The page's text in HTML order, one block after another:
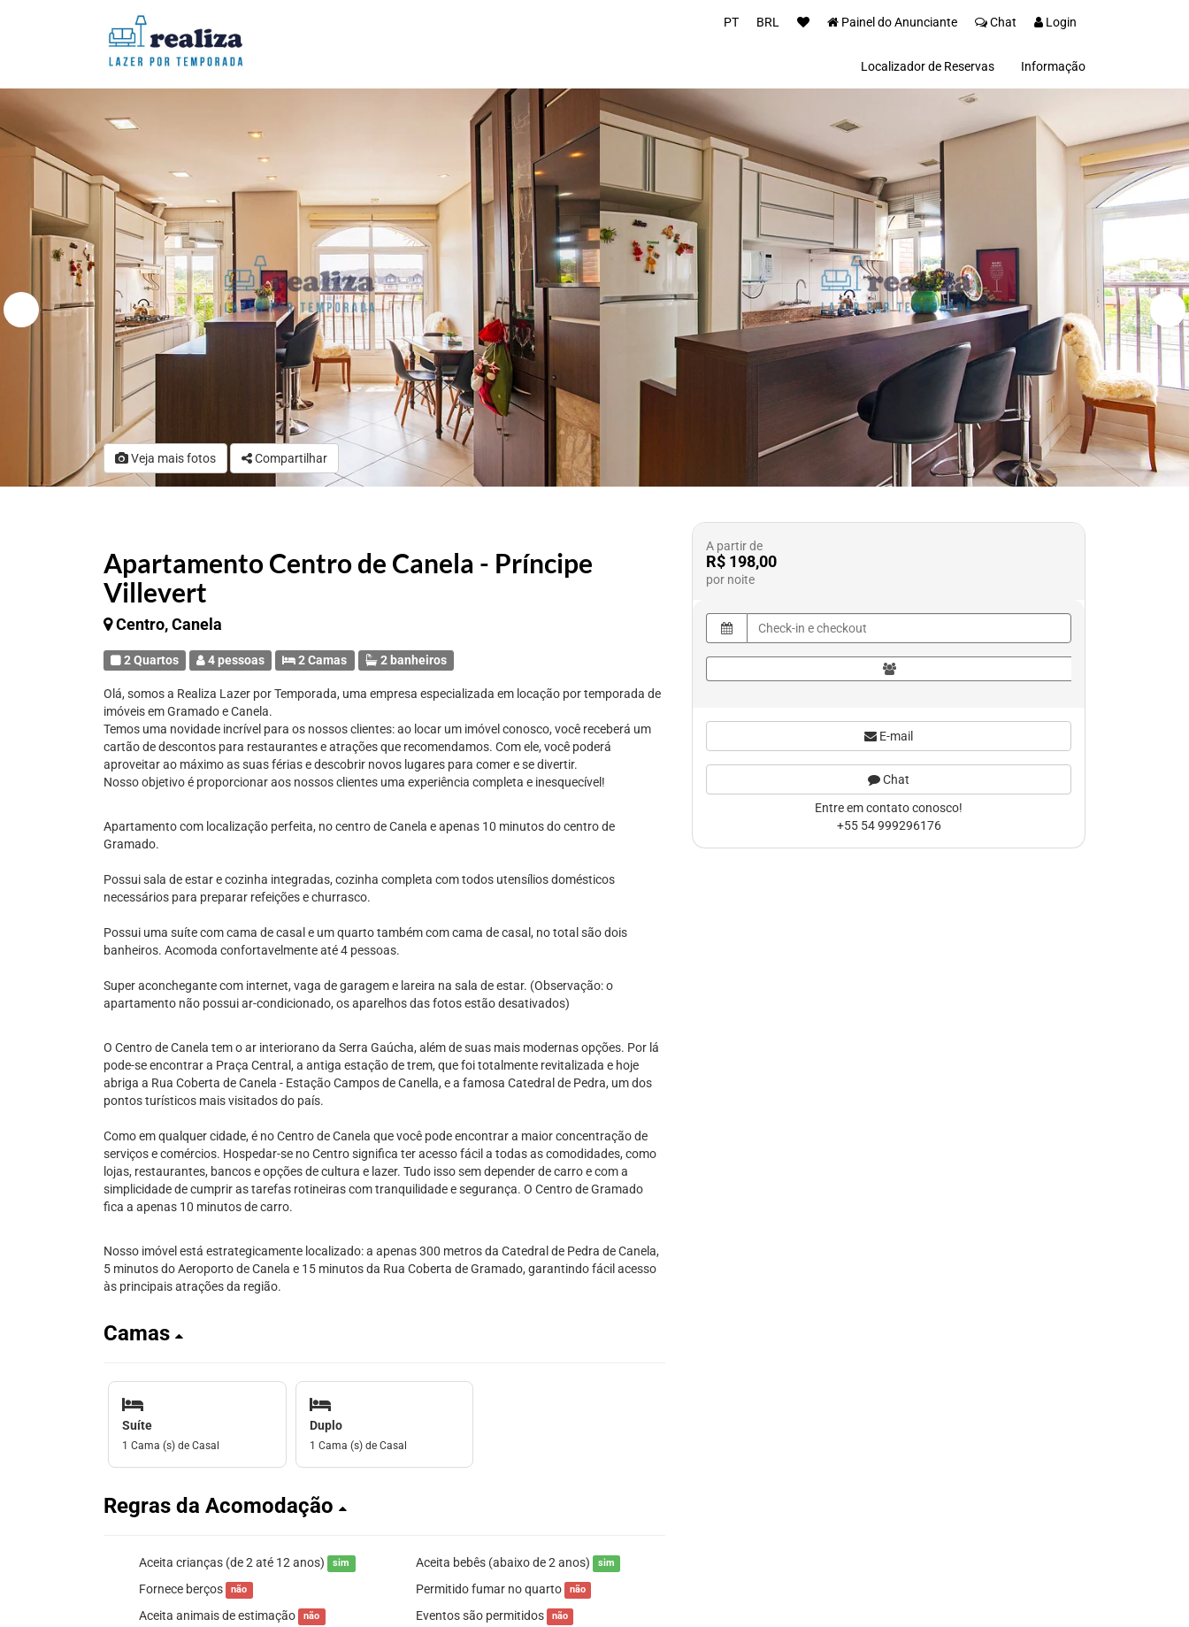
PT BRL Painel do Anunciante Chat Login
Localizador de Reservas Informação
Sobre nós
Invista na Serra
Veja mais fotos Compartilhar
Apartamento Centro de Canela - Príncipe
Villevert
Centro, Canela
2 Quartos 4 pessoas 2 Camas 2 banheiros
Olá, somos a Realiza Lazer por Temporada, uma empresa especializada em locação por temporada de
imóveis em Gramado e Canela.
Temos uma novidade incrível para os nossos clientes: ao locar um imóvel conosco, você receberá um
cartão de descontos para restaurantes e atrações que recomendamos. Com ele, você poderá
aproveitar ao máximo as suas férias e descobrir novos lugares para comer e se divertir.
Nosso objetivo é proporcionar aos nossos clientes uma experiência completa e inesquecível!
Apartamento com localização perfeita, no centro de Canela e apenas 10 minutos do centro de
Gramado.
Possui sala de estar e cozinha integradas, cozinha completa com todos utensílios domésticos
necessários para preparar refeições e churrasco.
Possui uma suíte com cama de casal e um quarto também com cama de casal, no total são dois
banheiros. Acomoda confortavelmente até 4 pessoas.
Super aconchegante com internet, vaga de garagem e lareira na sala de estar. (Observação: o
apartamento não possui ar-condicionado, os aparelhos das fotos estão desativados)
O Centro de Canela tem o ar interiorano da Serra Gaúcha, além de suas mais modernas opções. Por lá
pode-se encontrar a Praça Central, a antiga estação de trem, que foi totalmente revitalizada e hoje
abriga a Rua Coberta de Canela - Estação Campos de Canella, e a famosa Catedral de Pedra, um dos
pontos turísticos mais visitados do país.
Como em qualquer cidade, é no Centro de Canela que você pode encontrar a maior concentração de
serviços e comércios. Hospedar-se no Centro significa ter acesso fácil a todas as comodidades, como
lojas, restaurantes, bancos e opções de cultura e lazer. Tudo isso sem depender de carro e com a
simplicidade de cumprir as tarefas rotineiras com tranquilidade e segurança. O Centro de Gramado
fica a apenas 10 minutos de carro.
Nosso imóvel está estrategicamente localizado: a apenas 300 metros da Catedral de Pedra de Canela,
5 minutos do Aeroporto de Canela e 15 minutos da Rua Coberta de Gramado, garantindo fácil acesso
às principais atrações da região.
Camas
Suíte
1 Cama (s) de Casal
Duplo
1 Cama (s) de Casal
Regras da Acomodação
Aceita crianças (de 2 até 12 anos) sim Aceita bebês (abaixo de 2 anos) sim
Fornece berços não Permitido fumar no quarto não
Aceita animais de estimação não Eventos são permitidos não
A partir de
R$ 198,00
por noite
E-mail
Chat
Entre em contato conosco!
+55 54 999296176